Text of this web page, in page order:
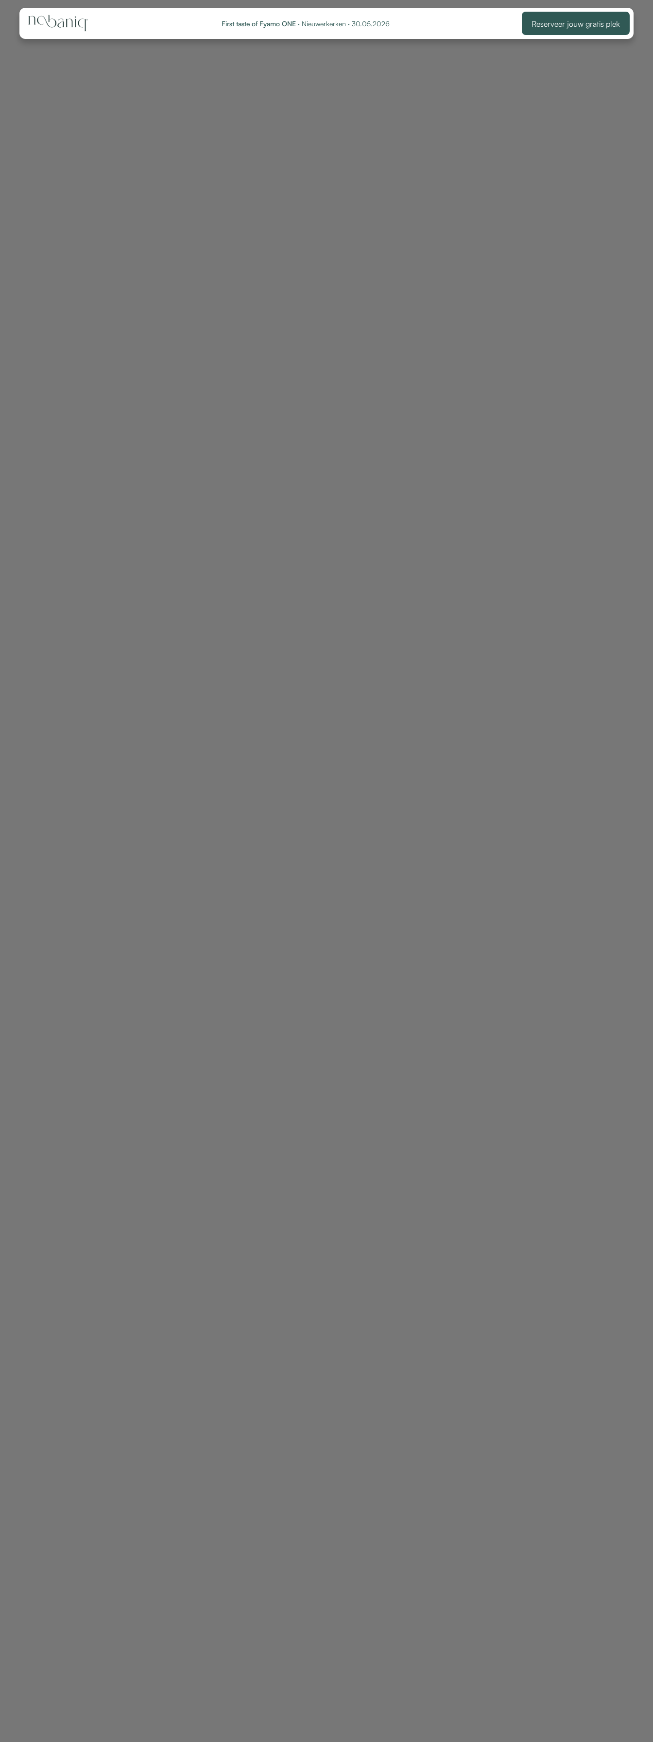
First taste of Fyamo ONE · Nieuwerkerken · 30.05.2026 Reserveer jouw gratis plek